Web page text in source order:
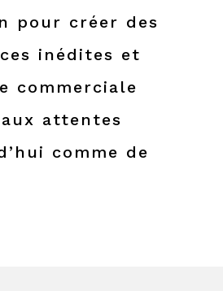
pour créer des
inédites et
commerciale
attentes
comme de